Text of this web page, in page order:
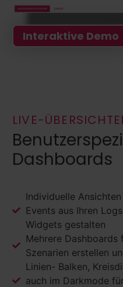
Interaktive Demo
LIVE-
Dashboards
Individuelle
Events aus Ihren
Widgets gestalten
Mehrere Dashboards
Szenarien erstellen
Linien- Balken,
auch im Darkmode